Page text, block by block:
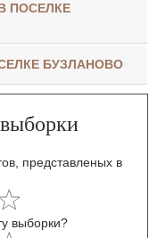
ПОСЕЛКЕ
БУЗЛАНОВО
представленых в
выборки?